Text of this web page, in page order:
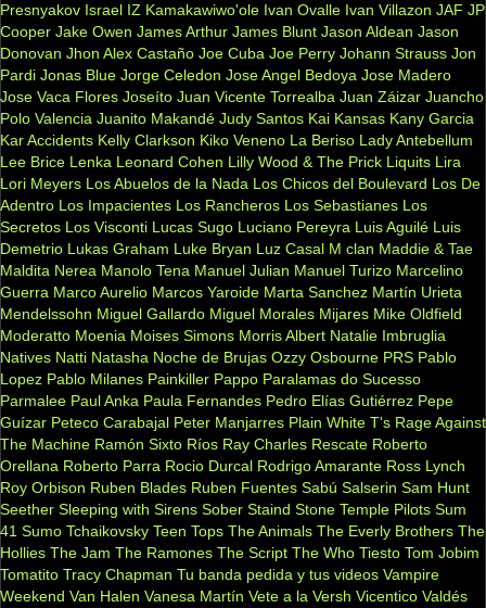
Presnyakov Israel IZ Kamakawiwo'ole Ivan Ovalle Ivan Villazon JAF JP
Cooper Jake Owen James Arthur James Blunt Jason Aldean Jason
Donovan Jhon Alex Castaño Joe Cuba Joe Perry Johann Strauss Jon
Pardi Jonas Blue Jorge Celedon Jose Angel Bedoya Jose Madero
Jose Vaca Flores Joseíto Juan Vicente Torrealba Juan Záizar Juancho
Polo Valencia Juanito Makandé Judy Santos Kai Kansas Kany Garcia
Kar Accidents Kelly Clarkson Kiko Veneno La Beriso Lady Antebellum
Lee Brice Lenka Leonard Cohen Lilly Wood & The Prick Liquits Lira
Lori Meyers Los Abuelos de la Nada Los Chicos del Boulevard Los De
Adentro Los Impacientes Los Rancheros Los Sebastianes Los
Secretos Los Visconti Lucas Sugo Luciano Pereyra Luis Aguilé Luis
Demetrio Lukas Graham Luke Bryan Luz Casal M clan Maddie & Tae
Maldita Nerea Manolo Tena Manuel Julian Manuel Turizo Marcelino
Guerra Marco Aurelio Marcos Yaroide Marta Sanchez Martín Urieta
Mendelssohn Miguel Gallardo Miguel Morales Mijares Mike Oldfield
Moderatto Moenia Moises Simons Morris Albert Natalie Imbruglia
Natives Natti Natasha Noche de Brujas Ozzy Osbourne PRS Pablo
Lopez Pablo Milanes Painkiller Pappo Paralamas do Sucesso
Parmalee Paul Anka Paula Fernandes Pedro Elías Gutiérrez Pepe
Guízar Peteco Carabajal Peter Manjarres Plain White T's Rage Against
The Machine Ramón Sixto Ríos Ray Charles Rescate Roberto
Orellana Roberto Parra Rocio Durcal Rodrigo Amarante Ross Lynch
Roy Orbison Ruben Blades Ruben Fuentes Sabú Salserin Sam Hunt
Seether Sleeping with Sirens Sober Staind Stone Temple Pilots Sum
41 Sumo Tchaikovsky Teen Tops The Animals The Everly Brothers The
Hollies The Jam The Ramones The Script The Who Tiesto Tom Jobim
Tomatito Tracy Chapman Tu banda pedida y tus videos Vampire
Weekend Van Halen Vanesa Martín Vete a la Versh Vicentico Valdés